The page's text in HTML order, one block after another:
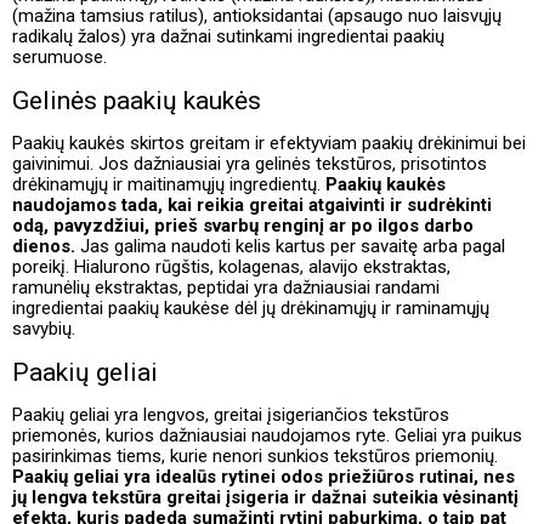
(mažina tamsius ratilus), antioksidantai (apsaugo nuo laisvųjų
radikalų žalos) yra dažnai sutinkami ingredientai paakių
serumuose.
Gelinės paakių kaukės
Paakių kaukės skirtos greitam ir efektyviam paakių drėkinimui bei
gaivinimui. Jos dažniausiai yra gelinės tekstūros, prisotintos
drėkinamųjų ir maitinamųjų ingredientų. Paakių kaukės
naudojamos tada, kai reikia greitai atgaivinti ir sudrėkinti
odą, pavyzdžiui, prieš svarbų renginį ar po ilgos darbo
dienos. Jas galima naudoti kelis kartus per savaitę arba pagal
poreikį. Hialurono rūgštis, kolagenas, alavijo ekstraktas,
ramunėlių ekstraktas, peptidai yra dažniausiai randami
ingredientai paakių kaukėse dėl jų drėkinamųjų ir raminamųjų
savybių.
Paakių geliai
Paakių geliai yra lengvos, greitai įsigeriančios tekstūros
priemonės, kurios dažniausiai naudojamos ryte. Geliai yra puikus
pasirinkimas tiems, kurie nenori sunkios tekstūros priemonių.
Paakių geliai yra idealūs rytinei odos priežiūros rutinai, nes
jų lengva tekstūra greitai įsigeria ir dažnai suteikia vėsinantį
efektą, kuris padeda sumažinti rytinį paburkimą, o taip pat